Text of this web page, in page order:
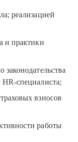
реализацией
и практики
законодательства
специалиста;
взносов
работы